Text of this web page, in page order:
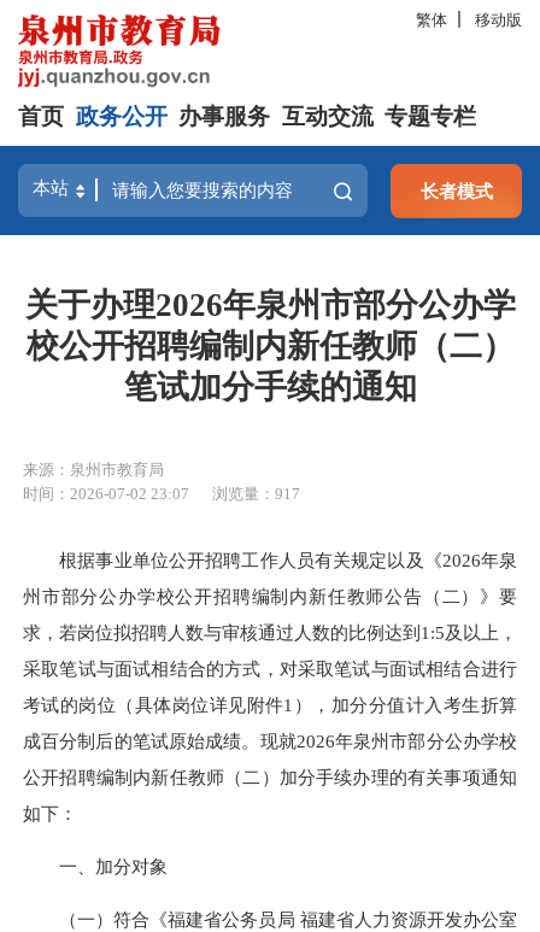
繁体 移动版
首页 政务公开 办事服务 互动交流 专题专栏
长者模式
关于办理2026年泉州市部分公办学
校公开招聘编制内新任教师（二）
笔试加分手续的通知
来源：泉州市教育局
时间：2026-07-02 23:07
浏览量： 917
根据事业单位公开招聘工作人员有关规定以及《2026年泉
州市部分公办学校公开招聘编制内新任教师公告（二）》要
求，若岗位拟招聘人数与审核通过人数的比例达到1:5及以上，
采取笔试与面试相结合的方式，对采取笔试与面试相结合进行
考试的岗位（具体岗位详见附件1），加分分值计入考生折算
成百分制后的笔试原始成绩。现就2026年泉州市部分公办学校
公开招聘编制内新任教师（二）加分手续办理的有关事项通知
如下：
一、加分对象
（一）符合《福建省公务员局 福建省人力资源开发办公室